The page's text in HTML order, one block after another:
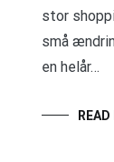
stor
små
en helår…